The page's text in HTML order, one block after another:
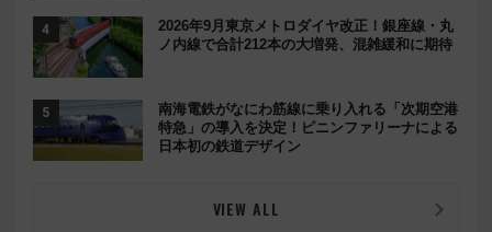
2026年9月東京メトロダイヤ改正！銀座線・丸
ノ内線で合計212本の大増発、混雑緩和に期待
南海電鉄がなにわ筋線に乗り入れる「次期空港
特急」の導入を決定！ピニンファリーナによる
日本初の鉄道デザイン
VIEW ALL